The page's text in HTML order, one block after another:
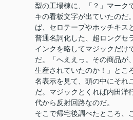
型の工場棟に、「？」マーク
キの看板文字が出ていたのだ
ば、セロテープやホッチキス
普通名詞化した、超ロングセ
インクを略してマジックだけ
だ。「へええっ。その商品が
生産されていたのか！」とこ
名表示を見て、頭の中にそれ
だ。マジックとくれば内田洋
代から反射回路なのだ。
そこで帰宅後調べたところ、